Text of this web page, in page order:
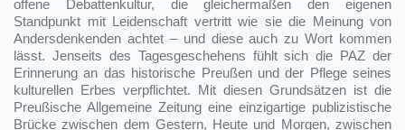
offene Debattenkultur, die gleichermaßen den eigenen
Standpunkt mit Leidenschaft vertritt wie sie die Meinung von
Andersdenkenden achtet – und diese auch zu Wort kommen
lässt. Jenseits des Tagesgeschehens fühlt sich die PAZ der
Erinnerung an das historische Preußen und der Pflege seines
kulturellen Erbes verpflichtet. Mit diesen Grundsätzen ist die
Preußische Allgemeine Zeitung eine einzigartige publizistische
Brücke zwischen dem Gestern, Heute und Morgen, zwischen